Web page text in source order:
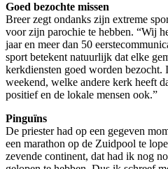
Goed bezochte missen
Breer zegt ondanks zijn extreme
voor zijn parochie te hebben. “Wij
jaar en meer dan 50
sport betekent natuurlijk dat elke
kerkdiensten goed worden bezocht.
weekend, welke andere kerk heeft
positief en de lokale mensen ook.”
Pinguïns
De priester had op een gegeven
een marathon op de Zuidpool te
zevende continent, dat had ik nog